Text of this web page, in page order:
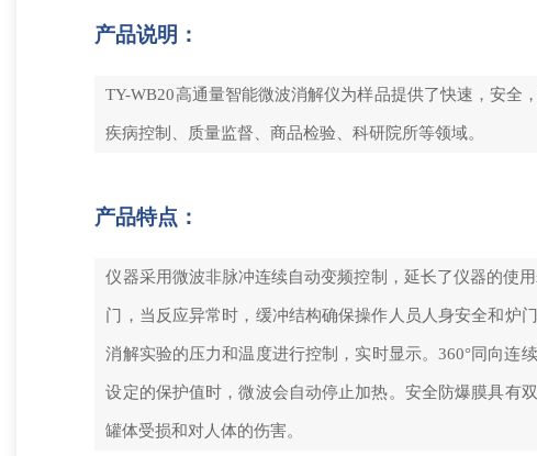
产品说明：
TY-WB20高通量智能微波消解仪为样品提供了快速，安全
疾病控制、质量监督、商品检验、科研院所等领域。
产品特点：
仪器采用微波非脉冲连续自动变频控制，延长了仪器的使
门，当反应异常时，缓冲结构确保操作人员人身安全和炉
消解实验的压力和温度进行控制，实时显示。360°同向连
设定的保护值时，微波会自动停止加热。安全防爆膜具有
罐体受损和对人体的伤害。